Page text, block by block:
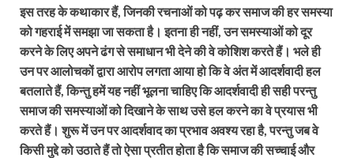
इस तरह के कथाकार हैं, जिनकी रचनाओं को पढ़ कर समाज की हर समस्या
को गहराई में समझा जा सकता है। इतना ही नहीं, उन समस्याओं को दूर
करने के लिए अपने ढंग से समाधान भी देने की वे कोशिश करते हैं। भले ही
उन पर आलोचकों द्वारा आरोप लगता आया हो कि वे अंत में आदर्शवादी हल
बतलाते हैं, किन्तु हमें यह नहीं भूलना चाहिए कि आदर्शवादी ही सही परन्तु
समाज की समस्याओं को दिखाने के साथ उसे हल करने का वे प्रयास भी
करते हैं। शुरू में उन पर आदर्शवाद का प्रभाव अवश्य रहा है, परन्तु जब वे
किसी मुद्दे को उठाते हैं तो ऐसा प्रतीत होता है कि समाज की सच्चाई और